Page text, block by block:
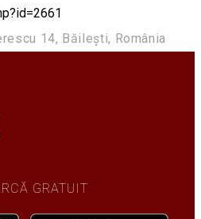
14, Băilești, România
GRATUIT